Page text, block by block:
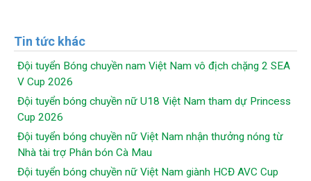
Tin tức khác
Đội tuyển Bóng chuyền nam Việt Nam vô địch chặng 2 SEA
V Cup 2026
Đội tuyển bóng chuyền nữ U18 Việt Nam tham dự Princess
Cup 2026
Đội tuyển bóng chuyền nữ Việt Nam nhận thưởng nóng từ
Nhà tài trợ Phân bón Cà Mau
Đội tuyển bóng chuyền nữ Việt Nam giành HCĐ AVC Cup